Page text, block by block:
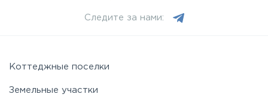
Следите за нами:
Коттеджные поселки
Земельные участки